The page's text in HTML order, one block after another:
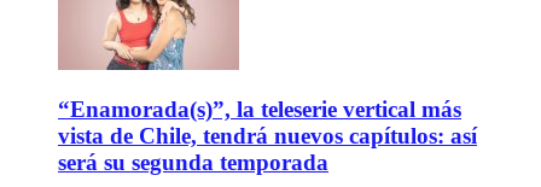
“Enamorada(s)”, la teleserie vertical más
vista de Chile, tendrá nuevos capítulos: así
será su segunda temporada